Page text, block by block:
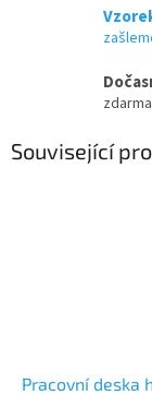
zdarma
Související
Pracovní deska